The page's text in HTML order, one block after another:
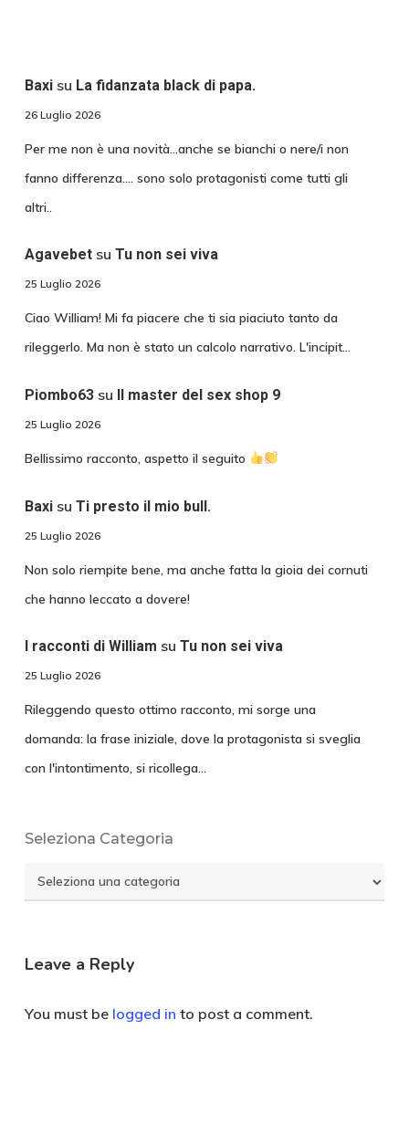
Baxisu La fidanzata black di papa.
26 Luglio 2026
Per me non è una novità...anche se bianchi o nere/i non
fanno differenza.... sono solo protagonisti come tutti gli
altri..
Agavebetsu Tu non sei viva
25 Luglio 2026
Ciao William! Mi fa piacere che ti sia piaciuto tanto da
rileggerlo. Ma non è stato un calcolo narrativo. L'incipit…
Piombo63su Il master del sex shop 9
25 Luglio 2026
Bellissimo racconto, aspetto il seguito
Baxisu Ti presto il mio bull.
25 Luglio 2026
Non solo riempite bene, ma anche fatta la gioia dei cornuti
che hanno leccato a dovere!
I racconti di William su Tu non sei viva
25 Luglio 2026
Rileggendo questo ottimo racconto, mi sorge una
domanda: la frase iniziale, dove la protagonista si sveglia
con l'intontimento, si ricollega…
Seleziona Categoria
Seleziona
Categoria
Leave a Reply
You must be logged in to post a comment.